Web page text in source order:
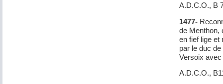
A.D.C.O., B
1477-
de Menthon,
en fief lige et
par le duc
Versoix
A.D.C.O.,